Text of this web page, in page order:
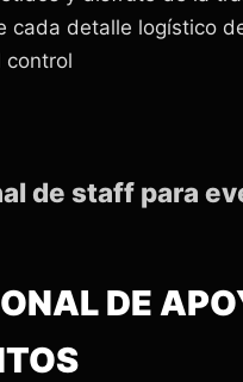
cada detalle logístico
control
de staff para
DE